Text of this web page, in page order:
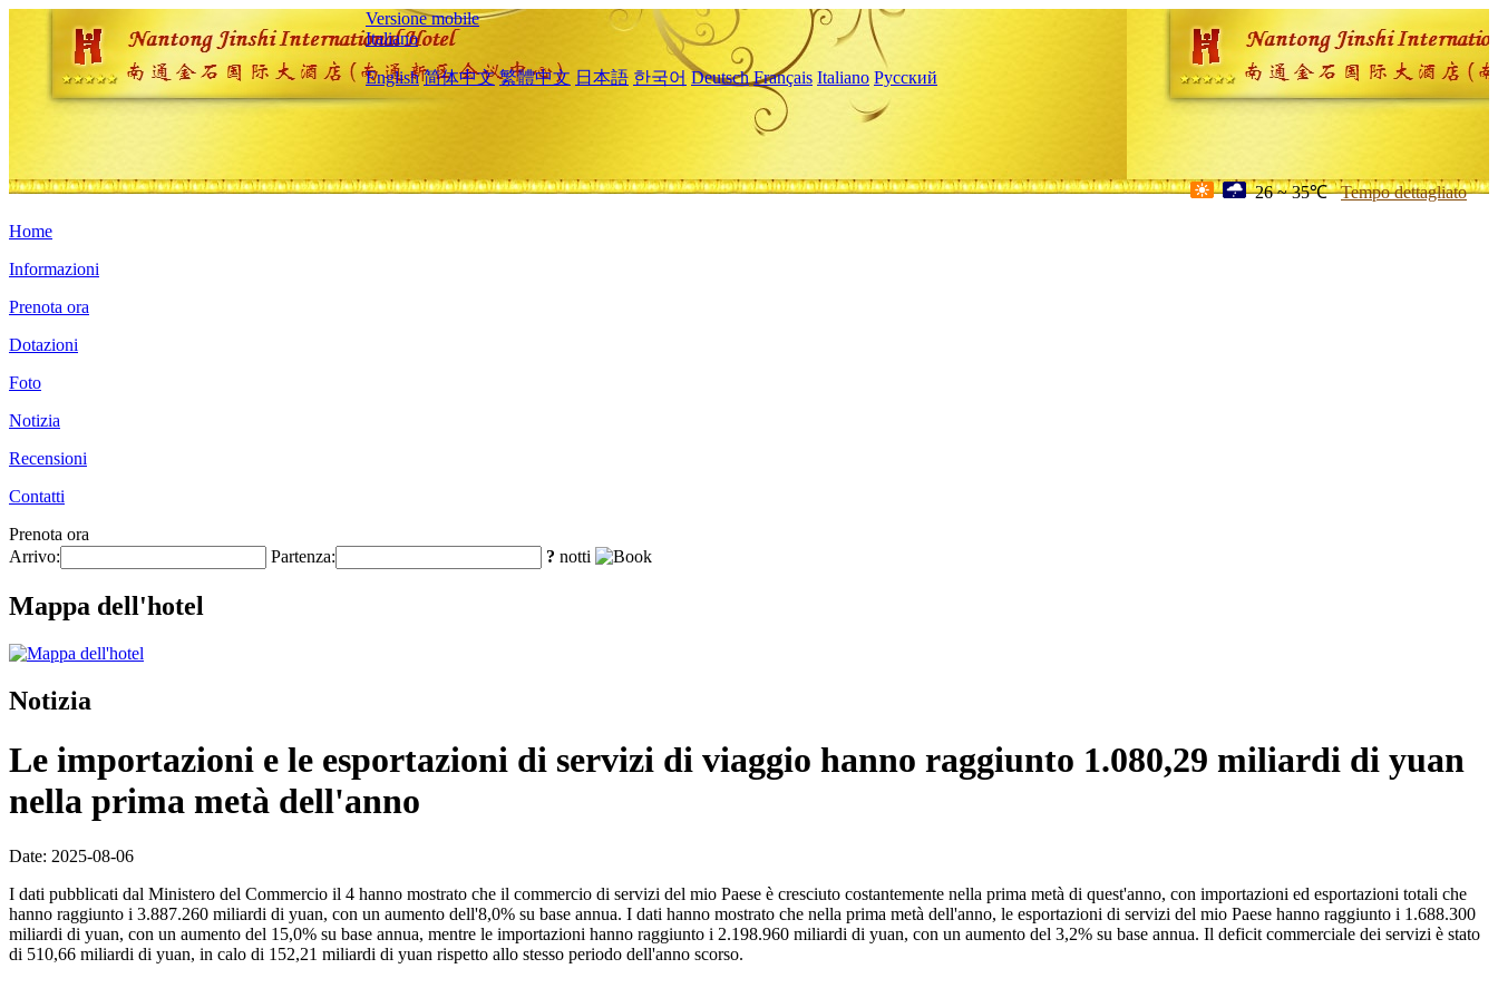
Versione mobile
Italiano
English 简体中文 繁體中文 日本語 한국어 Deutsch Français Italiano Русский
26 ~ 35℃ Tempo dettagliato
Home
Informazioni
Prenota ora
Dotazioni
Foto
Notizia
Recensioni
Contatti
Prenota ora
Arrivo:
Partenza: ? notti
Mappa dell'hotel
Notizia
Le importazioni e le esportazioni di servizi di viaggio hanno raggiunto 1.080,29 miliardi di yuan
nella prima metà dell'anno
Date: 2025-08-06
I dati pubblicati dal Ministero del Commercio il 4 hanno mostrato che il commercio di servizi del mio Paese è cresciuto costantemente nella prima metà di quest'anno, con importazioni ed esportazioni totali che
hanno raggiunto i 3.887.260 miliardi di yuan, con un aumento dell'8,0% su base annua. I dati hanno mostrato che nella prima metà dell'anno, le esportazioni di servizi del mio Paese hanno raggiunto i 1.688.300
miliardi di yuan, con un aumento del 15,0% su base annua, mentre le importazioni hanno raggiunto i 2.198.960 miliardi di yuan, con un aumento del 3,2% su base annua. Il deficit commerciale dei servizi è stato
di 510,66 miliardi di yuan, in calo di 152,21 miliardi di yuan rispetto allo stesso periodo dell'anno scorso.